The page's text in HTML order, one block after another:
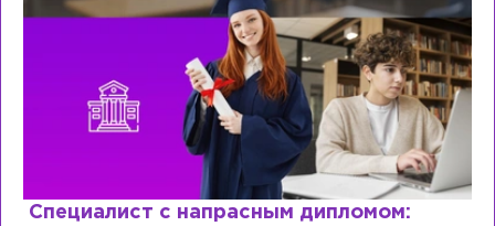
Специалист с напрасным дипломом: